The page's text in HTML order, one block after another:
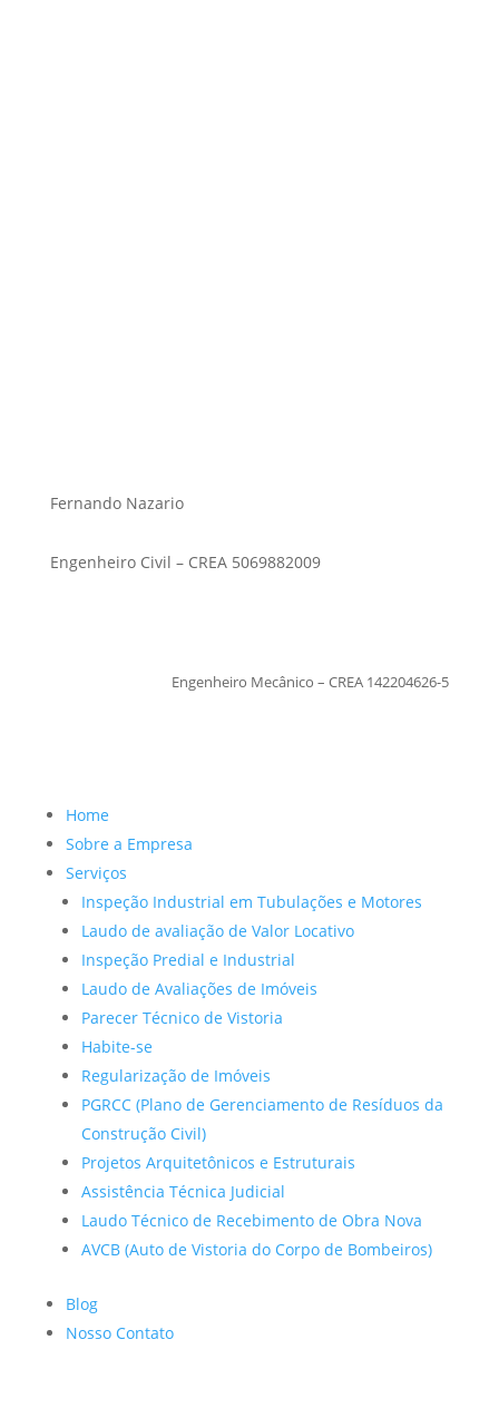
Fernando Nazario
Engenheiro Civil – CREA 5069882009
Engenheiro Mecânico – CREA 142204626-5
Home
Sobre a Empresa
Serviços
Inspeção Industrial em Tubulações e Motores
Laudo de avaliação de Valor Locativo
Inspeção Predial e Industrial
Laudo de Avaliações de Imóveis
Parecer Técnico de Vistoria
Habite-se
Regularização de Imóveis
PGRCC (Plano de Gerenciamento de Resíduos da
Construção Civil)
Projetos Arquitetônicos e Estruturais
Assistência Técnica Judicial
Laudo Técnico de Recebimento de Obra Nova
AVCB (Auto de Vistoria do Corpo de Bombeiros)
Blog
Nosso Contato